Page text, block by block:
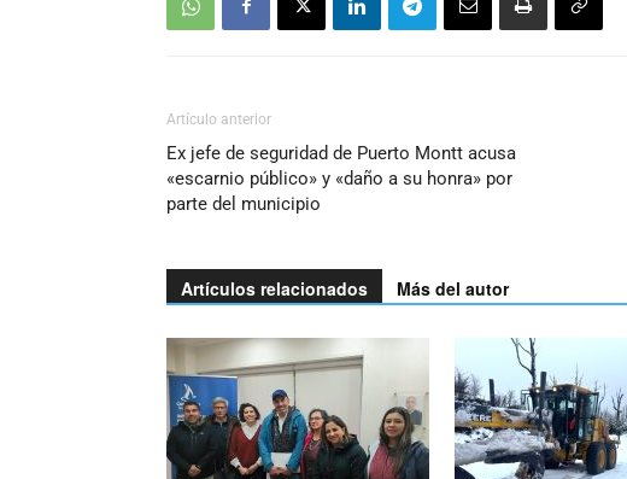
Artículo anterior
Ex jefe de seguridad de Puerto Montt acusa
«escarnio público» y «daño a su honra» por
parte del municipio
Artículos relacionados Más del autor